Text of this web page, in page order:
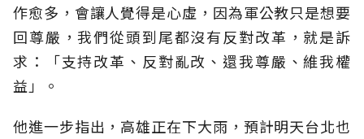
作愈多，會讓人覺得是心虛，因為軍公教只是想要
回尊嚴，我們從頭到尾都沒有反對改革，就是訴
求：「支持改革、反對亂改、還我尊嚴、維我權
益」。
他進一步指出，高雄正在下大雨，預計明天台北也